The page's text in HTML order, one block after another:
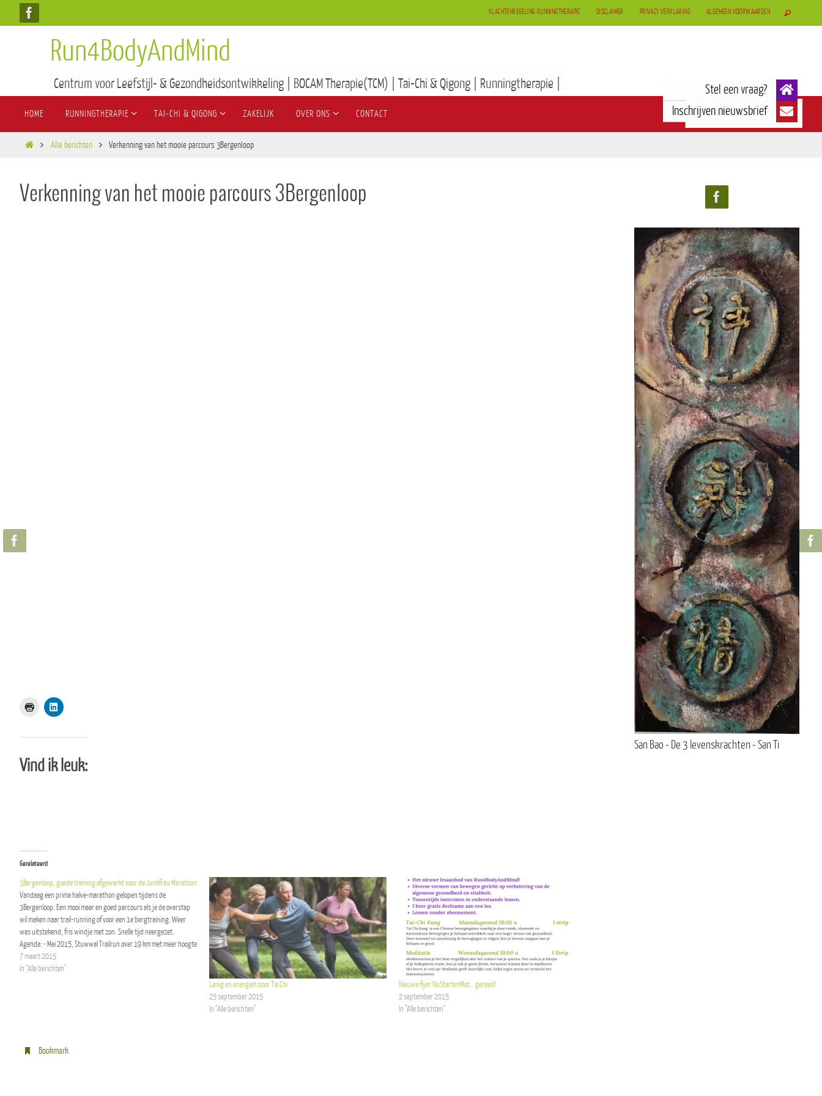
KLACHTENREGELING RUNNINGTHERAPIE DISCLAIMER PRIVACY VERKLARING ALGEMEEN VOORWAARDEN
Run4BodyAndMind
Centrum voor Leefstijl- & Gezondheidsontwikkeling | BOCAM Therapie(TCM) | Tai-Chi & Qigong | Runningtherapie |
HOME RUNNINGTHERAPIE TAI-CHI & QIGONG ZAKELIJK OVER ONS CONTACT
Alle berichten Verkenning van het mooie parcours 3Bergenloop
Verkenning van het mooie parcours 3Bergenloop
Vind ik leuk:
Gerelateerd
3Bergenloop, goede training afgewerkt voor de Junkfrau Marathon
Vandaag een prima halve-marathon gelopen tijdens de
3Bergenloop. Een mooi maar en goed parcours als je de overstap
wil maken naar trail-running of voor een 1e bergtraining. Weer
was uitstekend, fris windje met zon. Snelle tijd neergezet.
Agenda: - Mei 2015, Stuwwal Trailrun over 19 km met meer hoogte
meters…
7 maart 2015
In "Alle berichten"
Lenig en energiek door Tai Chi
25 september 2015
In "Alle berichten"
Nieuwe flyer NuStartenMet… gereed!
2 september 2015
In "Alle berichten"
Bookmark.
San Bao - De 3 levenskrachten - San Ti